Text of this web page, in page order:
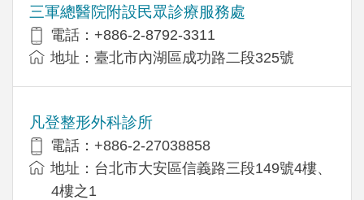
三軍總醫院附設民眾診療服務處
電話：+886-2-8792-3311
地址：臺北市內湖區成功路二段325號
凡登整形外科診所
電話：+886-2-27038858
地址：台北市大安區信義路三段149號4樓、
4樓之1